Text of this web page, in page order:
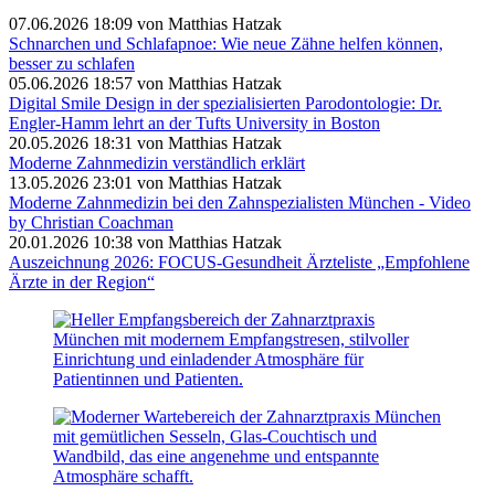
07.06.2026 18:09 von Matthias Hatzak
Schnarchen und Schlafapnoe: Wie neue Zähne helfen können,
besser zu schlafen
05.06.2026 18:57 von Matthias Hatzak
Digital Smile Design in der spezialisierten Parodontologie: Dr.
Engler-Hamm lehrt an der Tufts University in Boston
20.05.2026 18:31 von Matthias Hatzak
Moderne Zahnmedizin verständlich erklärt
13.05.2026 23:01 von Matthias Hatzak
Moderne Zahnmedizin bei den Zahnspezialisten München - Video
by Christian Coachman
20.01.2026 10:38 von Matthias Hatzak
Auszeichnung 2026: FOCUS-Gesundheit Ärzteliste „Empfohlene
Ärzte in der Region“